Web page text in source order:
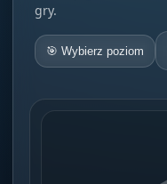
gry.
🎯 Wybierz poziom